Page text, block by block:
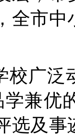
全市
校广泛
兼优
选及